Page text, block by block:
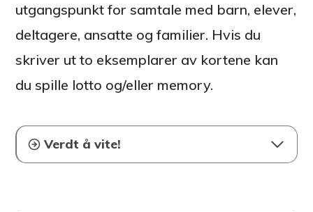
utgangspunkt for samtale med barn, elever,
deltagere, ansatte og familier. Hvis du
skriver ut to eksemplarer av kortene kan
du spille lotto og/eller memory.
Verdt å vite!